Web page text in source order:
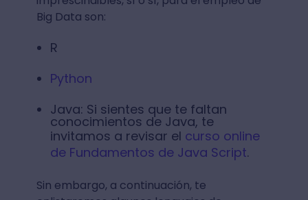
Big Data son:
R
Python
Java: Si sientes que te faltan
conocimientos de Java, te
invitamos a revisar el curso online
de Fundamentos de Java Script.
Sin embargo, a continuación, te